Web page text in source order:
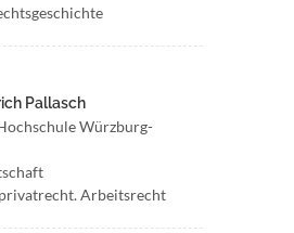
Pallasch
Würzburg-
Arbeitsrecht